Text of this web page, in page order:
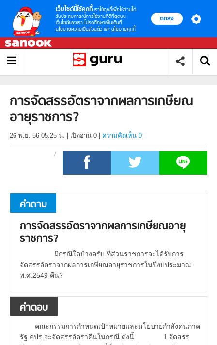
เว็บไซต์นี้ใช้คุกกี้ เราใช้คุกกี้เพื่อให้ท่านได้
รับประสบการณ์การใช้งานที่ดีที่สุดบน
เว็บไซต์ของเรา โปรดศึกษาเพิ่มเติมที่
นโยบายความเป็นส่วนตัว และ นโยบายคุกกี้
ตกลง
การจัดสรรอัตราจากผลการเกษียณ
อายุราชการ?
26 พ.ย. 56 05.25 น. เปิดอ่าน 0 ความคิดเห็น 0
คำถาม
การจัดสรรอัตราจากผลการเกษียณอายุ
ราชการ?
มีกรณีใดบ้างครับ ที่ส่วนราชการจะได้รับการ
จัดสรรอัตราจากผลการเกษียณอายุราชการในปีงบประมาณ
พ.ศ.2549 คืน?
คำตอบ
คณะกรรมการกำหนดเป้าหมายและนโยบายกำลังคนภาค
รัฐ คปร จะจัดสรรอัตราคืนในกรณี ดังนี้ 1 จัดสรร